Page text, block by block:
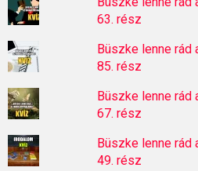
63. rész
Büszke lenne rád
85. rész
Büszke lenne rád
67. rész
Büszke lenne rád
49. rész